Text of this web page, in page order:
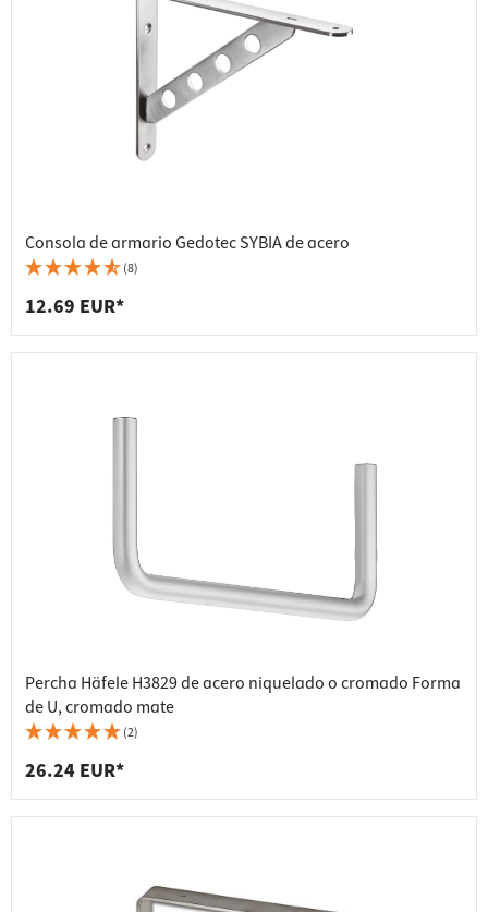
Consola de armario Gedotec SYBIA de acero
(8)
12.69 EUR*
Percha Häfele H3829 de acero niquelado o cromado Forma
de U, cromado mate
(2)
26.24 EUR*